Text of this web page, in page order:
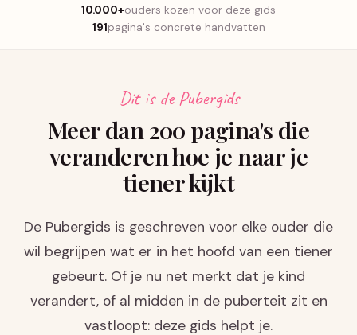
10.000+ouders kozen voor deze gids
191pagina's concrete handvatten
Dit is de Pubergids
Meer dan 200 pagina's die
veranderen hoe je naar je
tiener kijkt
De Pubergids is geschreven voor elke ouder die
wil begrijpen wat er in het hoofd van een tiener
gebeurt. Of je nu net merkt dat je kind
verandert, of al midden in de puberteit zit en
vastloopt: deze gids helpt je.